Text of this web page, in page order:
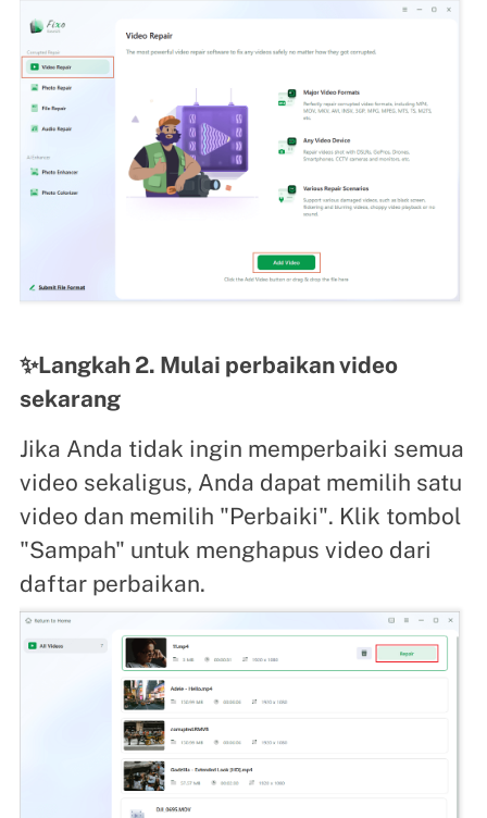
✨Langkah 2. Mulai perbaikan video
sekarang
Jika Anda tidak ingin memperbaiki semua
video sekaligus, Anda dapat memilih satu
video dan memilih "Perbaiki". Klik tombol
"Sampah" untuk menghapus video dari
daftar perbaikan.